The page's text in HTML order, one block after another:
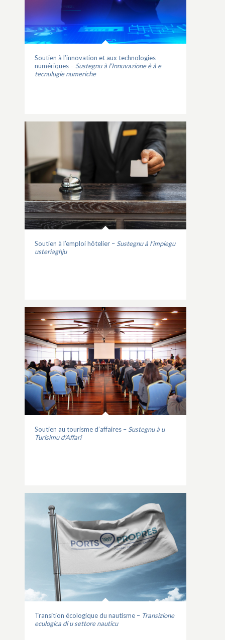
candidature à un appel à projet ou à un appel à
manifestation d’intérêt en vous inscrivant sur la plateforme
de l’ATC. Vous pouvez ainsi nous adresser votre dossier en
ligne, en toute sécurité.
Soutien à l’innovation et aux technologies
numériques – Sustegnu à l’Innuvazione è à e
tecnulugie numeriche
Soutien à l’emploi hôtelier – Sustegnu à l’impiegu
usteriaghju
Soutien au tourisme d’affaires – Sustegnu à u
Turisimu d’Affari
Transition écologique du nautisme – Transizione
eculogica di u settore nauticu